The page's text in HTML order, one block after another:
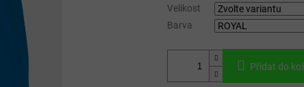
Velikost
Barva
Přidat do